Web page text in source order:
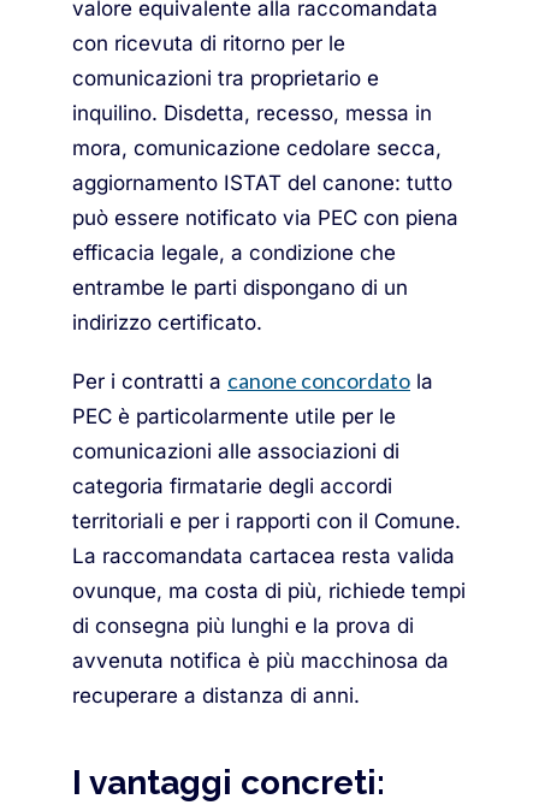
valore equivalente alla raccomandata
con ricevuta di ritorno per le
comunicazioni tra proprietario e
inquilino. Disdetta, recesso, messa in
mora, comunicazione cedolare secca,
aggiornamento ISTAT del canone: tutto
può essere notificato via PEC con piena
efficacia legale, a condizione che
entrambe le parti dispongano di un
indirizzo certificato.
Per i contratti a canone concordato la
PEC è particolarmente utile per le
comunicazioni alle associazioni di
categoria firmatarie degli accordi
territoriali e per i rapporti con il Comune.
La raccomandata cartacea resta valida
ovunque, ma costa di più, richiede tempi
di consegna più lunghi e la prova di
avvenuta notifica è più macchinosa da
recuperare a distanza di anni.
I vantaggi concreti: